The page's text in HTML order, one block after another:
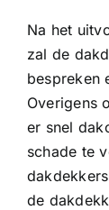
Na het
zal de
bespreken
Overigens
er snel
schade te
de